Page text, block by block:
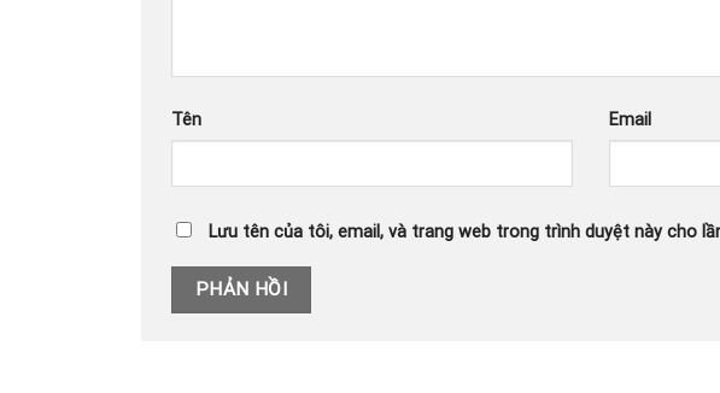
Tên Email
Lưu tên của tôi, email, và trang web trong trình duyệt này cho